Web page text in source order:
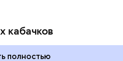
кабачков
полностью